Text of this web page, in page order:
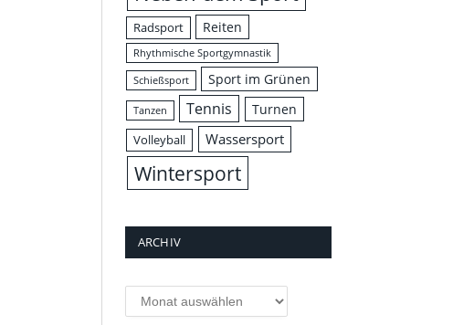
Radsport Reiten
Rhythmische Sportgymnastik
Schießsport Sport im Grünen
Tanzen Tennis Turnen
Volleyball Wassersport
Wintersport
ARCHIV
Archiv